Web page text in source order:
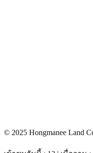
© 2025 Hongmanee Land